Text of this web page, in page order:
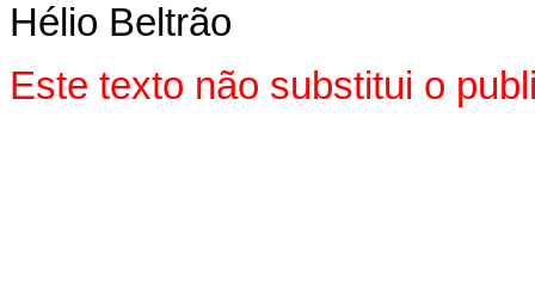
Hélio Beltrão
Este texto não substitui o